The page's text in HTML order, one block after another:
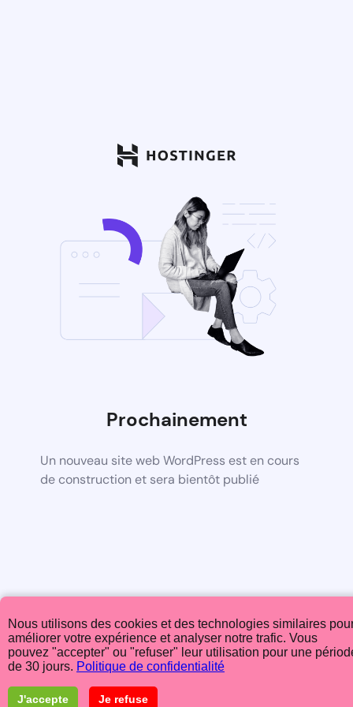
Prochainement
Un nouveau site web WordPress est en cours
de construction et sera bientôt publié
Nous utilisons des cookies et des technologies similaires
améliorer votre expérience et analyser notre trafic. Vous
pouvez "accepter" ou "refuser" leur utilisation pour une
de 30 jours. Politique de confidentialité
J'accepte Je refuse